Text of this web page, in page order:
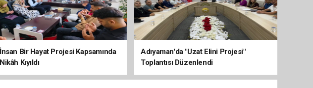
Bir Hayat Projesi Kapsamında
Kıyıldı
Adıyaman'da "Uzat Elini Projesi"
Toplantısı Düzenlendi